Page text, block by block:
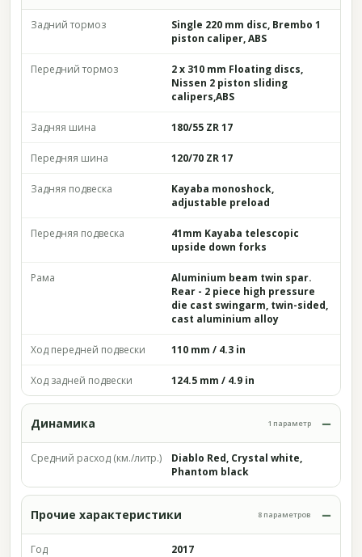
Задний тормоз
Single 220 mm disc, Brembo 1
piston caliper, ABS
Передний тормоз
2 x 310 mm Floating discs,
Nissen 2 piston sliding
calipers,ABS
Задняя шина 180/55 ZR 17
Передняя шина 120/70 ZR 17
Задняя подвеска
Kayaba monoshock,
adjustable preload
Передняя подвеска
41mm Kayaba telescopic
upside down forks
Рама
Aluminium beam twin spar.
Rear - 2 piece high pressure
die cast swingarm, twin-sided,
cast aluminium alloy
Ход передней подвески 110 mm / 4.3 in
Ход задней подвески 124.5 mm / 4.9 in
Динамика 1 параметр
Средний расход (км./литр.)
Diablo Red, Crystal white,
Phantom black
Прочие характеристики 8 параметров
Год 2017